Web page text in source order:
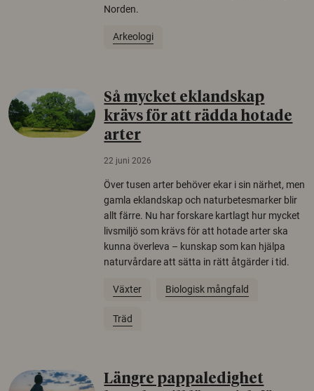
Norden.
Arkeologi
Så mycket eklandskap
krävs för att rädda hotade
arter
22 juni 2026
Över tusen arter behöver ekar i sin närhet, men
gamla eklandskap och naturbetesmarker blir
allt färre. Nu har forskare kartlagt hur mycket
livsmiljö som krävs för att hotade arter ska
kunna överleva – kunskap som kan hjälpa
naturvårdare att sätta in rätt åtgärder i tid.
Växter Biologisk mångfald
Träd
Längre pappaledighet